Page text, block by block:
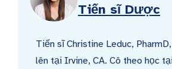
Tiến sĩ Dược
Tiến sĩ Christine Leduc,
lên tại Irvine, CA. Cô theo học